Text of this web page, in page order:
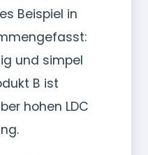
Beispiel in
und simpel
B ist
hohen LDC